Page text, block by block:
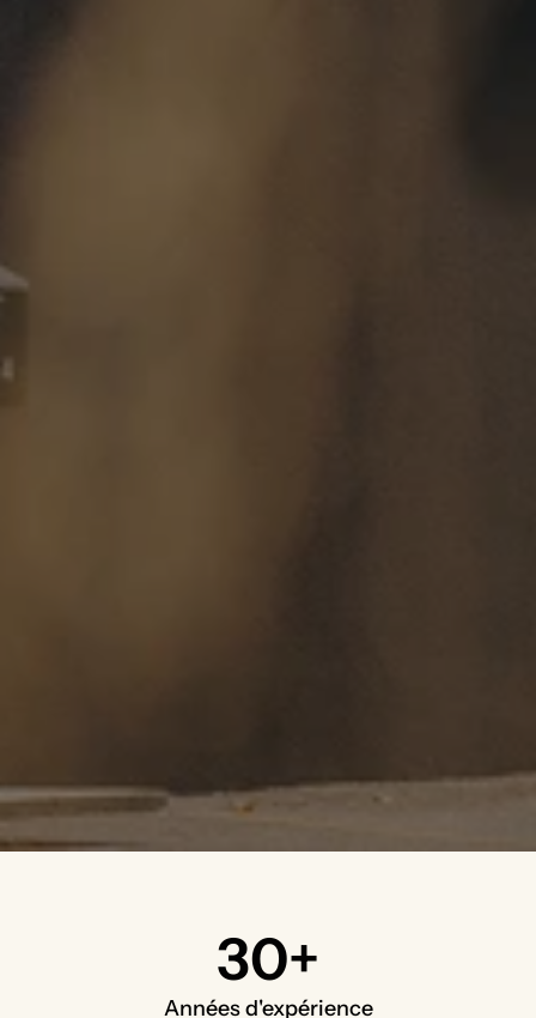
30+
Années d'expérience